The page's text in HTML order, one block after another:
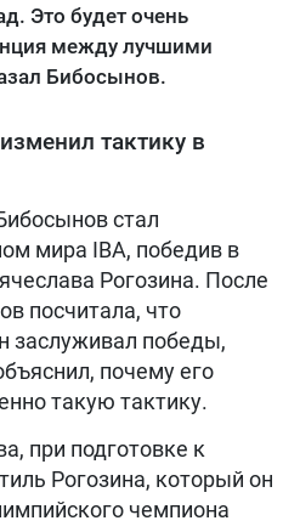
Это будет очень
между лучшими
Бибосынов.
тактику в
стал
мира IBA, победив в
Рогозина. После
посчитала, что
заслуживал победы,
почему его
такую тактику.
при подготовке к
Рогозина, который он
чемпиона